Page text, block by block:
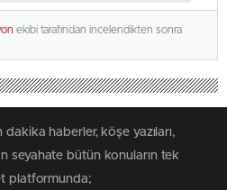
ekibi tarafından incelendikten sonra
haberler, köşe yazıları,
seyahate bütün konuların tek
platformunda;